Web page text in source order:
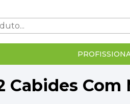
Carrinho Vazio!
Cabides Com